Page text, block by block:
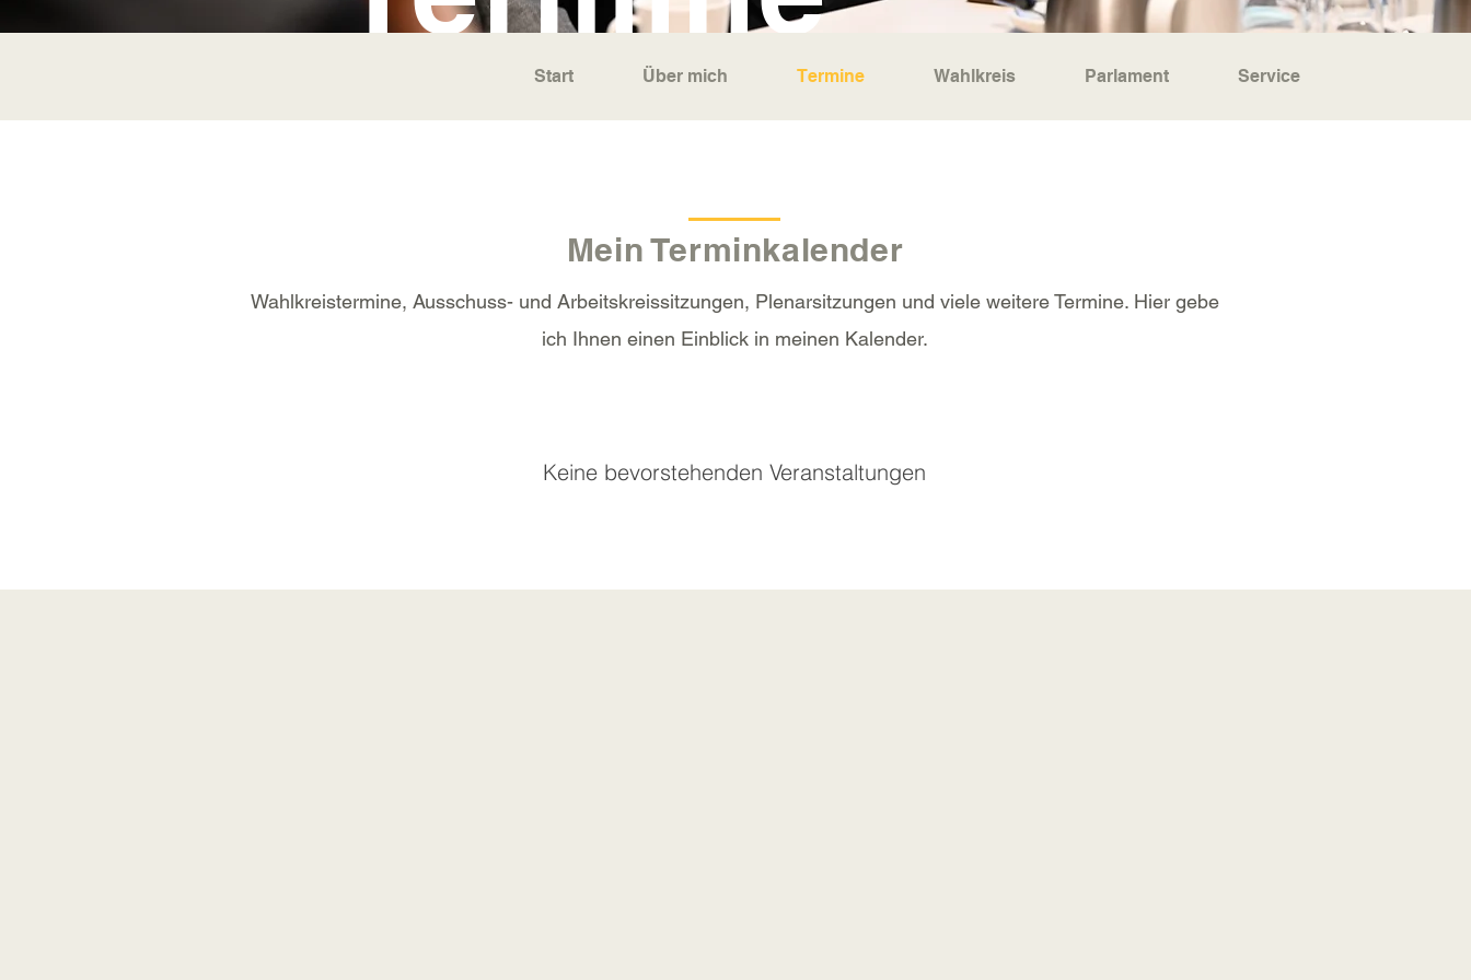
Start Über mich Termine Wahlkreis Parlament Service
Mein Terminkalender
Wahlkreistermine, Ausschuss- und Arbeitskreissitzungen, Plenarsitzungen und viele weitere Termine. Hier gebe
ich Ihnen einen Einblick in meinen Kalender.
Keine bevorstehenden Veranstaltungen